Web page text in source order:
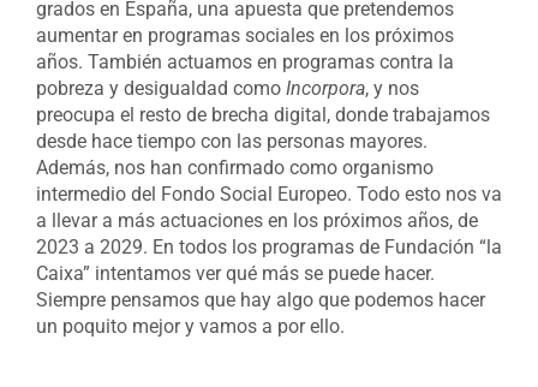
grados en España, una apuesta que pretendemos
aumentar en programas sociales en los próximos
años. También actuamos en programas contra la
pobreza y desigualdad como Incorpora, y nos
preocupa el resto de brecha digital, donde trabajamos
desde hace tiempo con las personas mayores.
Además, nos han confirmado como organismo
intermedio del Fondo Social Europeo. Todo esto nos va
a llevar a más actuaciones en los próximos años, de
2023 a 2029. En todos los programas de Fundación “la
Caixa” intentamos ver qué más se puede hacer.
Siempre pensamos que hay algo que podemos hacer
un poquito mejor y vamos a por ello.